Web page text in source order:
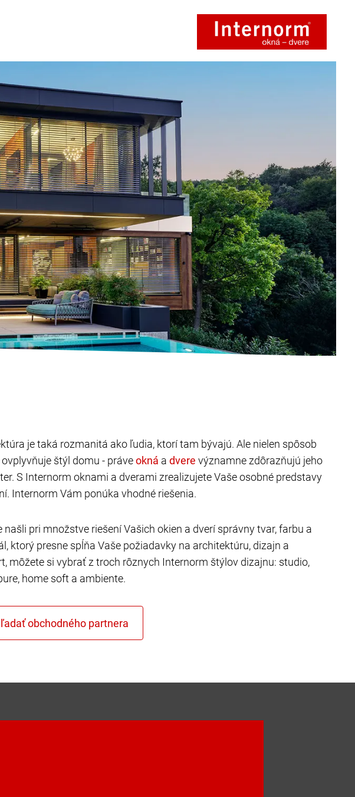
je taká rozmanitá ako ľudia, ktorí tam bývajú. Ale nielen spôsob
štýl domu - práve
a
významne zdôrazňujú jeho
S Internorm oknami a dverami zrealizujete Vaše osobné predstavy
Internorm Vám ponúka vhodné riešenia.
našli pri množstve riešení Vašich okien a dverí správny tvar, farbu a
ktorý presne spĺňa Vaše požiadavky na architektúru, dizajn a
môžete si vybrať z troch rôznych Internorm štýlov dizajnu: studio,
home soft a ambiente.